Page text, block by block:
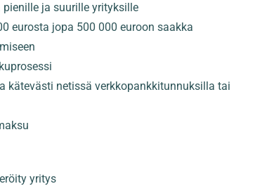
ja suurille yrityksille
eurosta jopa 500 000 euroon saakka
kätevästi netissä verkkopankkitunnuksilla tai
yritys